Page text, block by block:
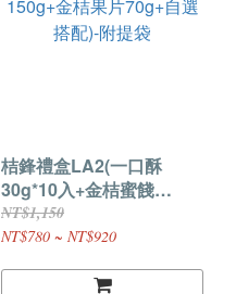
桔鋒禮盒LA2(一口酥
30g*10入+金桔蜜餞
150g+金桔果片70g+自選
搭配)-附提袋
NT$1,150
NT$780 ~ NT$920